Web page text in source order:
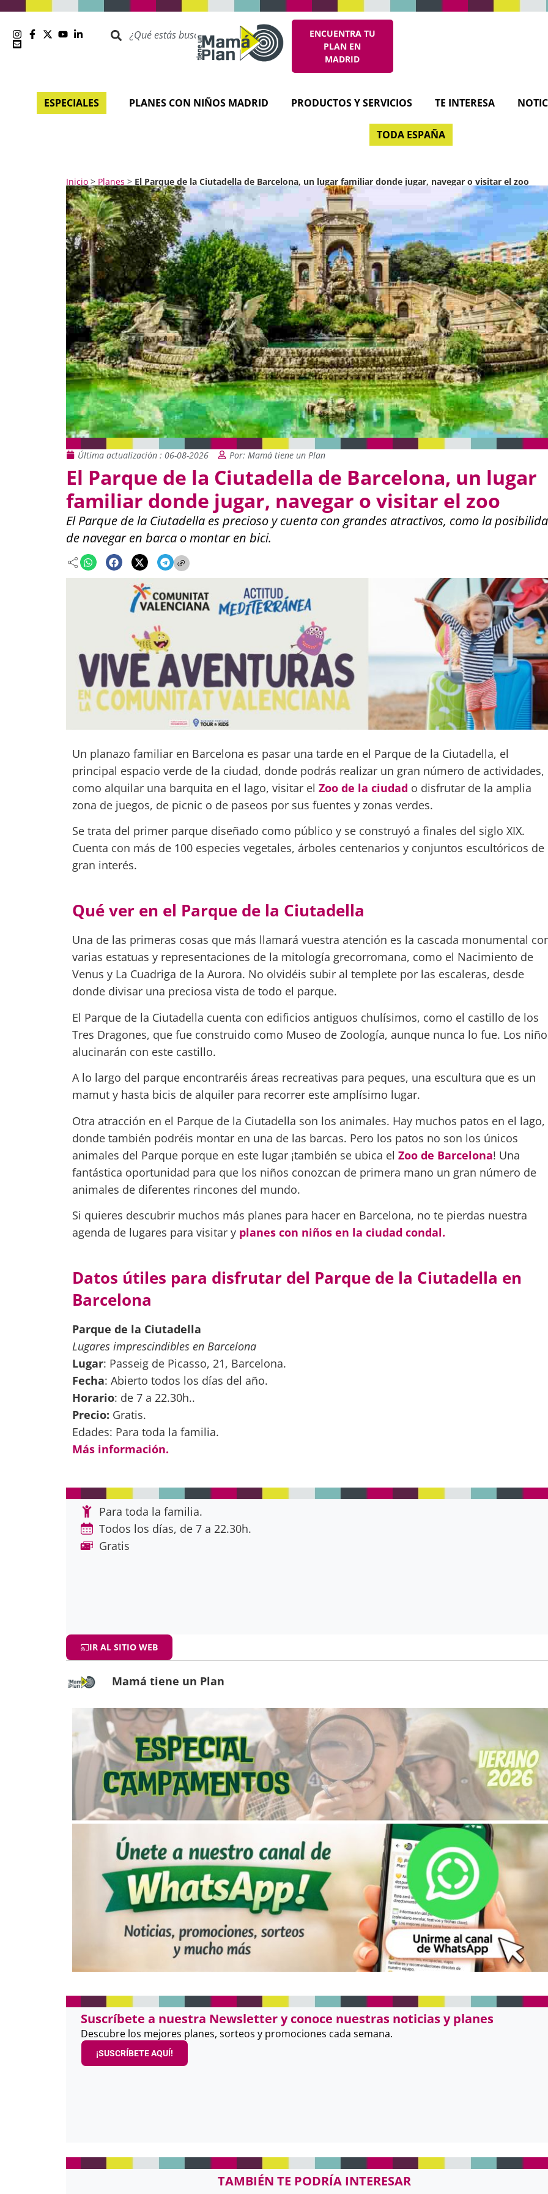
ENCUENTRA TU
PLAN EN
MADRID
ESPECIALES PLANES CON NIÑOS MADRID PRODUCTOS Y SERVICIOS TE INTERESA
TODA ESPAÑA
Inicio> Planes > El Parque de la Ciutadella de Barcelona, un lugar familiar donde jugar, navegar o visitar el zoo
Última actualización : 06-08-2026 Por: Mamá tiene un Plan
El Parque de la Ciutadella de Barcelona, un lugar
familiar donde jugar, navegar o visitar el zoo
El Parque de la Ciutadella es precioso y cuenta con grandes atractivos, como la
de navegar en barca o montar en bici.
Un planazo familiar en Barcelona es pasar una tarde en el Parque de la Ciutadella, el
principal espacio verde de la ciudad, donde podrás realizar un gran número de actividades,
como alquilar una barquita en el lago, visitar el Zoo de la ciudad o disfrutar de la amplia
zona de juegos, de picnic o de paseos por sus fuentes y zonas verdes.
Se trata del primer parque diseñado como público y se construyó a finales del siglo XIX.
Cuenta con más de 100 especies vegetales, árboles centenarios y conjuntos escultóricos de
gran interés.
Qué ver en el Parque de la Ciutadella
Una de las primeras cosas que más llamará vuestra atención es la cascada monumental
varias estatuas y representaciones de la mitología grecorromana, como el Nacimiento de
Venus y La Cuadriga de la Aurora. No olvidéis subir al templete por las escaleras, desde
donde divisar una preciosa vista de todo el parque.
El Parque de la Ciutadella cuenta con edificios antiguos chulísimos, como el castillo de los
Tres Dragones, que fue construido como Museo de Zoología, aunque nunca lo fue. Los
alucinarán con este castillo.
A lo largo del parque encontraréis áreas recreativas para peques, una escultura que es un
mamut y hasta bicis de alquiler para recorrer este amplísimo lugar.
Otra atracción en el Parque de la Ciutadella son los animales. Hay muchos patos en el lago,
donde también podréis montar en una de las barcas. Pero los patos no son los únicos
animales del Parque porque en este lugar ¡también se ubica el Zoo de Barcelona! Una
fantástica oportunidad para que los niños conozcan de primera mano un gran número de
animales de diferentes rincones del mundo.
Si quieres descubrir muchos más planes para hacer en Barcelona, no te pierdas nuestra
agenda de lugares para visitar y planes con niños en la ciudad condal.
Datos útiles para disfrutar del Parque de la Ciutadella en
Barcelona
Parque de la Ciutadella
Lugares imprescindibles en Barcelona
Lugar: Passeig de Picasso, 21, Barcelona.
Fecha: Abierto todos los días del año.
Horario: de 7 a 22.30h..
Precio: Gratis.
Edades: Para toda la familia.
Más información.
Para toda la familia.
Todos los días, de 7 a 22.30h.
Gratis
IR AL SITIO WEB
Mamá tiene un Plan
Suscríbete a nuestra Newsletter y conoce nuestras noticias y planes
Descubre los mejores planes, sorteos y promociones cada semana.
¡SUSCRÍBETE AQUÍ!
TAMBIÉN TE PODRÍA INTERESAR